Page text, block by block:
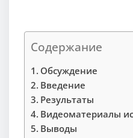
Содержание
Обсуждение
Введение
Результаты
Видеоматериалы
Выводы